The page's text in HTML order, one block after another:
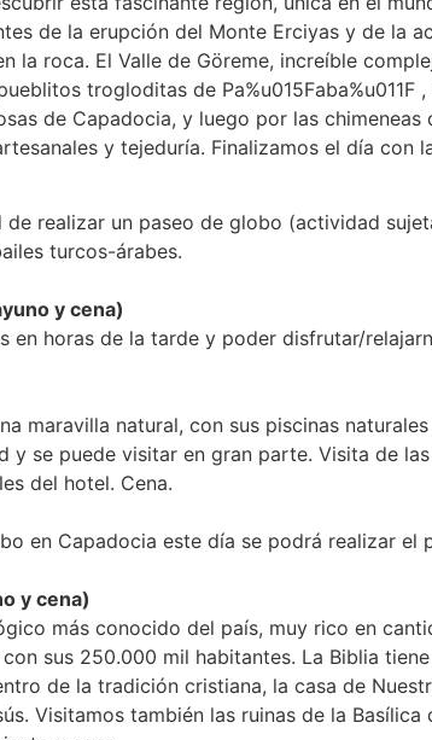
de la erupción del Monte Erciyas y de la
la roca. El Valle de Göreme, increíble
trogloditas de Pa%u015Faba%u011F
de Capadocia, y luego por las
y tejeduría. Finalizamos el día con
realizar un paseo de globo (actividad
turcos-árabes.
y cena)
en horas de la tarde y poder disfrutar/
maravilla natural, con sus piscinas
se puede visitar en gran parte. Visita de
del hotel. Cena.
en Capadocia este día se podrá realizar el
y cena)
más conocido del país, muy rico en
sus 250.000 mil habitantes. La Biblia
de la tradición cristiana, la casa de
Visitamos también las ruinas de la Basílica